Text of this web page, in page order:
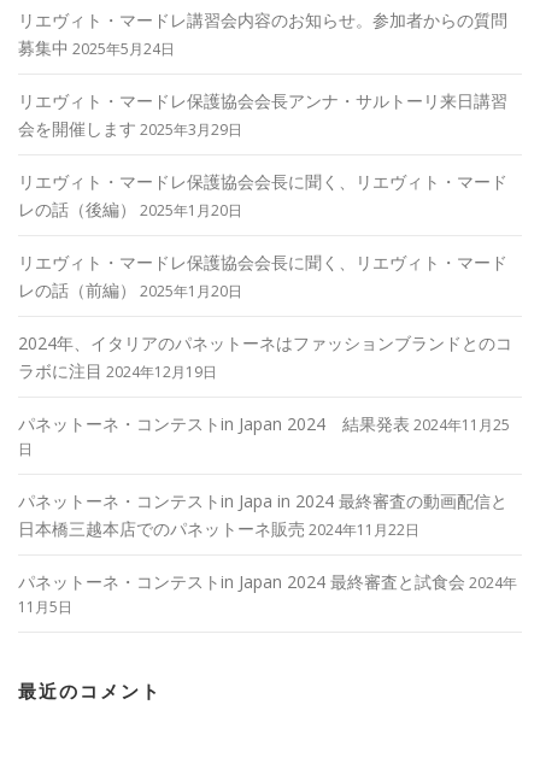
リエヴィト・マードレ講習会内容のお知らせ。参加者からの質問
募集中 2025年5月24日
リエヴィト・マードレ保護協会会長アンナ・サルトーリ来日講習
会を開催します 2025年3月29日
リエヴィト・マードレ保護協会会長に聞く、リエヴィト・マード
レの話（後編）
2025年1月20日
リエヴィト・マードレ保護協会会長に聞く、リエヴィト・マード
レの話（前編）
2025年1月20日
2024年、イタリアのパネットーネはファッションブランドとのコ
ラボに注目 2024年12月19日
パネットーネ・コンテストin Japan 2024 結果発表 2024年11月25
日
パネットーネ・コンテストin Japa in 2024 最終審査の動画配信と
日本橋三越本店でのパネットーネ販売 2024年11月22日
パネットーネ・コンテストin Japan 2024 最終審査と試食会 2024年
11月5日
最近のコメント